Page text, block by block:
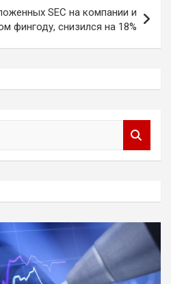
SEC на компании и
фингоду, снизился на 18%